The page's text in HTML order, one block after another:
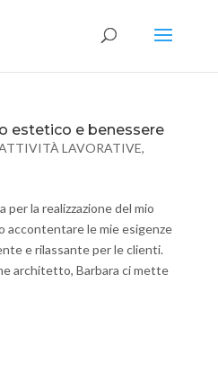
estetico e benessere
LAVORATIVE,
per la realizzazione del mio
accontentare le mie esigenze
e rilassante per le clienti.
architetto, Barbara ci mette